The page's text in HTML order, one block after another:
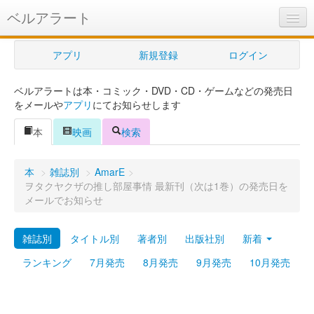
ベルアラート
ベルアラートとは
ヘルプ
新規登録
ログイン
購入管理
プレミアム
アプリ 新規登録 ログイン
ベルアラートは本・コミック・DVD・CD・ゲームなどの発売日
をメールやアプリ にてお知らせします
本
映画 検索
本 > 雑誌別 > AmarE >
ヲタクヤクザの推し部屋事情 最新刊（次は1巻）の発売日を
メールでお知らせ
雑誌別 タイトル別 著者別 出版社別
新着
ランキング
7月発売 8月発売 9月発売 10月発売